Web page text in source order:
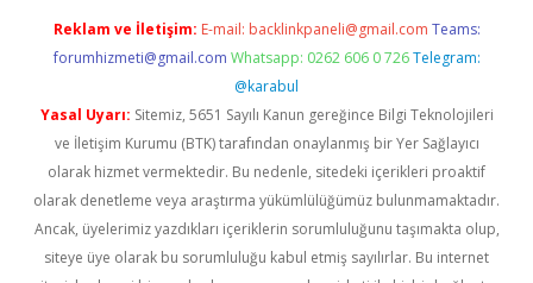
Reklam ve İletişim: E-mail: backlinkpaneli@gmail.com Teams:
forumhizmeti@gmail.com Whatsapp: 0262 606 0 726 Telegram:
@karabul
Yasal Uyarı: Sitemiz, 5651 Sayılı Kanun gereğince Bilgi Teknolojileri
ve İletişim Kurumu (BTK) tarafından onaylanmış bir Yer Sağlayıcı
olarak hizmet vermektedir. Bu nedenle, sitedeki içerikleri proaktif
olarak denetleme veya araştırma yükümlülüğümüz bulunmamaktadır.
Ancak, üyelerimiz yazdıkları içeriklerin sorumluluğunu taşımakta olup,
siteye üye olarak bu sorumluluğu kabul etmiş sayılırlar. Bu internet